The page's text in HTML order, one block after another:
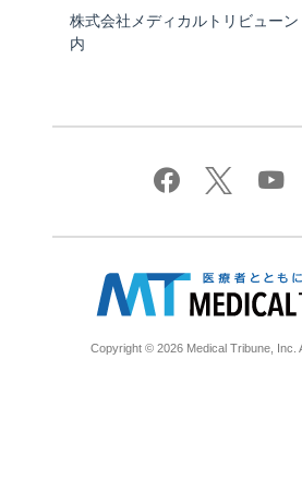
株式会社メディカルトリビュー
内
Copyright © 2026 Medical Tribune, Inc.